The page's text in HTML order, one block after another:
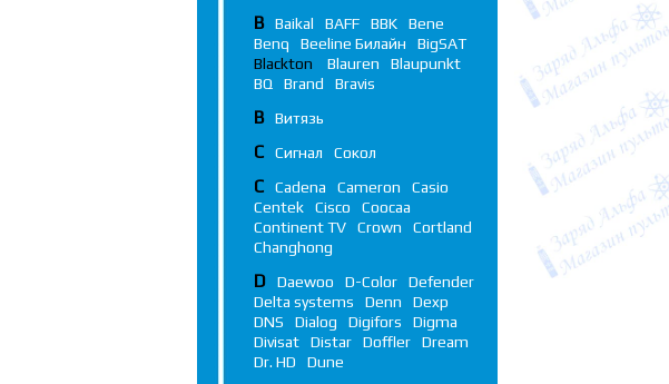
B Baikal BAFF BBK
Bene
Benq
Beeline Билайн
BigSAT
Blackton
Blauren
Blaupunkt
BQ
Brand Bravis
В Витязь
С Сигнал Сокол
C Cadena Cameron
Casio
Centek
Cisco
Coocaa
Continent TV
Crown
Cortland
Changhong
D Daewoo D-Color
Defender
Delta systems
Denn
Dexp
DNS
Dialog Digifors
Digma
Divisat
Distar Doffler
Dream
Dr. HD
Dune